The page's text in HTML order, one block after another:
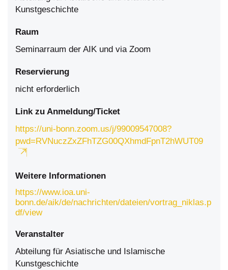
Kunstgeschichte
Raum
Seminarraum der AIK und via Zoom
Reservierung
nicht erforderlich
Link zu Anmeldung/Ticket
https://uni-bonn.zoom.us/j/99009547008?
pwd=RVNuczZxZFhTZG00QXhmdFpnT2hWUT09
Weitere Informationen
https://www.ioa.uni-
bonn.de/aik/de/nachrichten/dateien/vortrag_niklas.p
df/view
Veranstalter
Abteilung für Asiatische und Islamische
Kunstgeschichte